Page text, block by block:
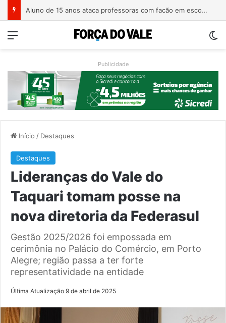
Homem é preso com revólver de numeração raspada em Teutônia
Menu
Publicidade
Início / Destaques
Destaques
Lideranças do Vale do
Taquari tomam posse na
nova diretoria da Federasul
Gestão 2025/2026 foi empossada em
cerimônia no Palácio do Comércio, em Porto
Alegre; região passa a ter forte
representatividade na entidade
Última Atualização 9 de abril de 2025